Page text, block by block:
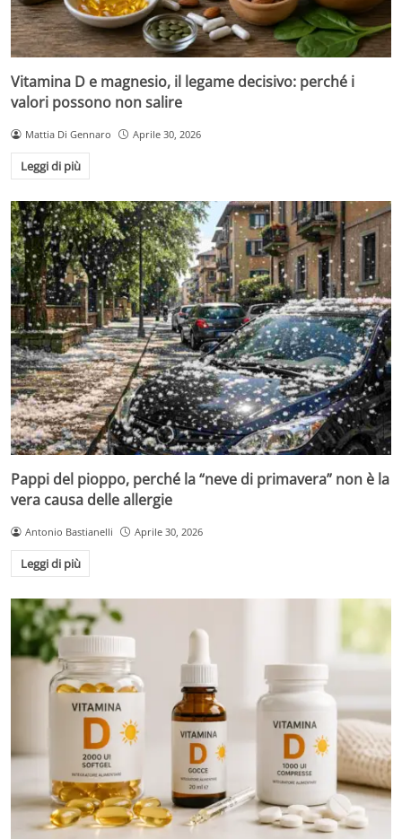
Vitamina D e magnesio, il legame decisivo: perché i
valori possono non salire
Mattia Di Gennaro Aprile 30, 2026
Leggi di più
Pappi del pioppo, perché la “neve di primavera” non è la
vera causa delle allergie
Antonio Bastianelli Aprile 30, 2026
Leggi di più